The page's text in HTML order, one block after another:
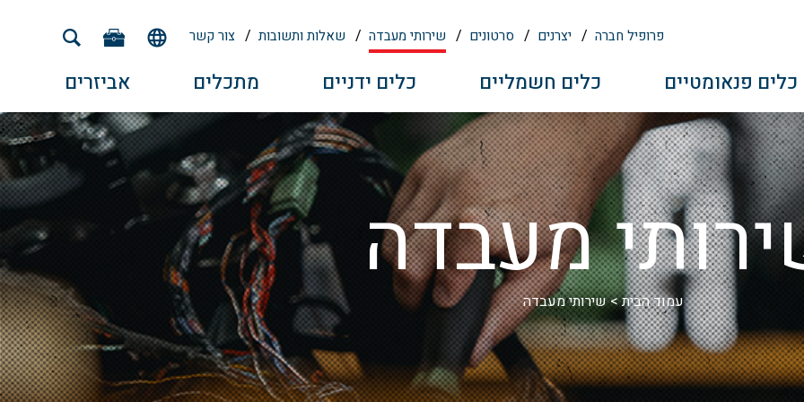
פרופיל חברה יצרנים סרטונים שירותי מעבדה שאלות ותשובות צור קשר
כלים פנאומטיים כלים חשמליים כלים ידניים מתכלים אביזרים
מעבדה עמוד הבית>שירותי מעבדה